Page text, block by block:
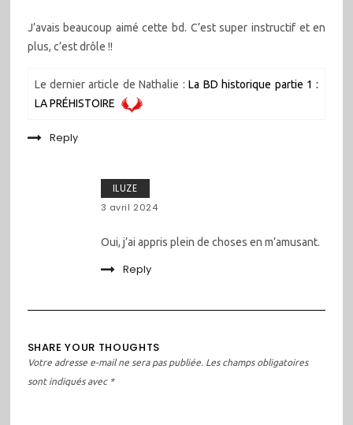
J’avais beaucoup aimé cette bd. C’est super instructif et en
plus, c’est drôle !!
Le dernier article de Nathalie :La BD historique partie 1 :
LA PRÉHISTOIRE
Reply
ILUZE
3 avril 2024
Oui, j’ai appris plein de choses en m’amusant.
Reply
SHARE YOUR THOUGHTS
Votre adresse e-mail ne sera pas publiée. Les champs obligatoires
sont indiqués avec *